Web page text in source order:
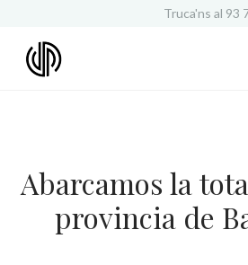
Truca'ns al 93
Abarcamos la
provincia de